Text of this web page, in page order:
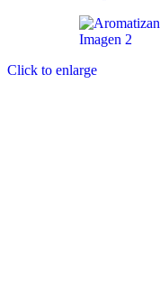
Click to enlarge